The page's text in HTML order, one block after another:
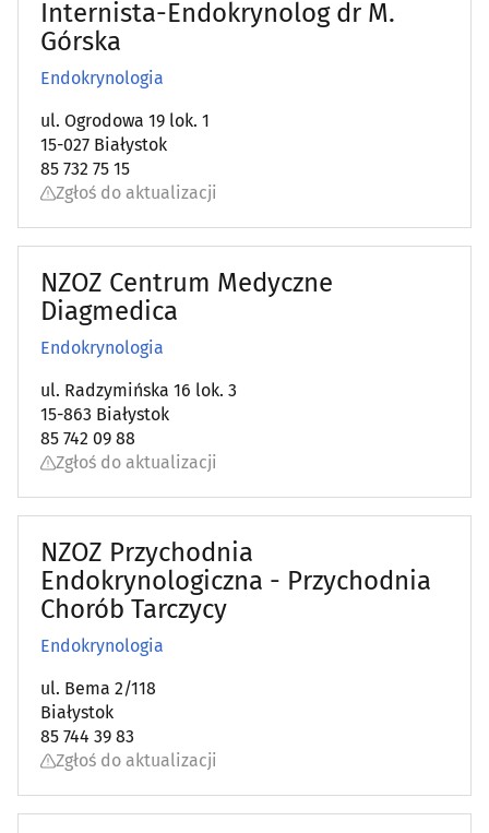
Internista-Endokrynolog dr M.
Górska
Endokrynologia
ul. Ogrodowa 19 lok. 1
15-027 Białystok
85 732 75 15
Zgłoś do aktualizacji
NZOZ Centrum Medyczne
Diagmedica
Endokrynologia
ul. Radzymińska 16 lok. 3
15-863 Białystok
85 742 09 88
Zgłoś do aktualizacji
NZOZ Przychodnia
Endokrynologiczna - Przychodnia
Chorób Tarczycy
Endokrynologia
ul. Bema 2/118
Białystok
85 744 39 83
Zgłoś do aktualizacji